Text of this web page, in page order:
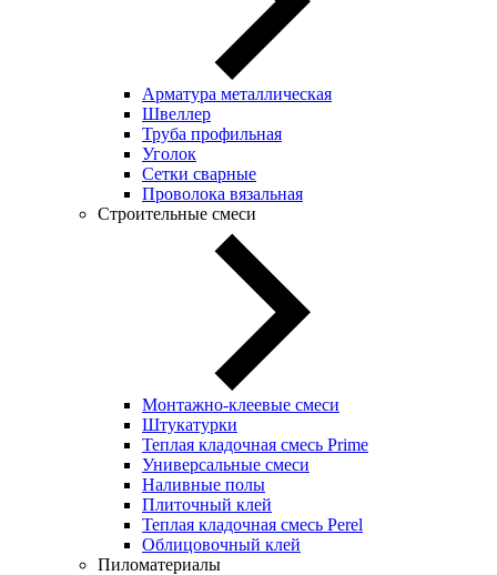
Арматура металлическая
Швеллер
Труба профильная
Уголок
Сетки сварные
Проволока вязальная
Строительные смеси
Монтажно-клеевые смеси
Штукатурки
Теплая кладочная смесь Prime
Универсальные смеси
Наливные полы
Плиточный клей
Теплая кладочная смесь Perel
Облицовочный клей
Пиломатериалы